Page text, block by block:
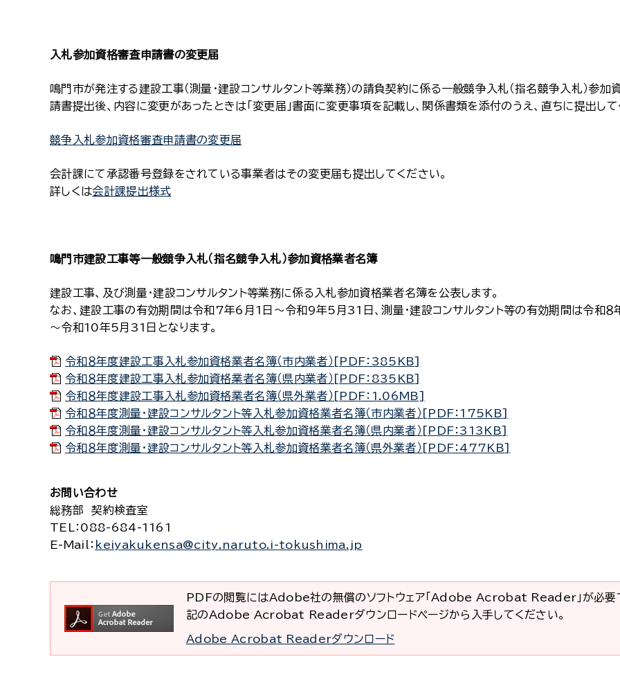
入札参加資格審査申請書の変更届
鳴門市が発注する建設工事（測量・建設コンサルタント等業務）の請負契約に係る一般競争入札（指名競争入札）参加
請書提出後、内容に変更があったときは「変更届」書面に変更事項を記載し、関係書類を添付のうえ、直ちに提出して
競争入札参加資格審査申請書の変更届
会計課にて承認番号登録をされている事業者はその変更届も提出してください。
詳しくは会計課提出様式
鳴門市建設工事等一般競争入札（指名競争入札）参加資格業者名簿
建設工事、及び測量・建設コンサルタント等業務に係る入札参加資格業者名簿を公表します。
なお、建設工事の有効期間は令和7年6月1日～令和9年5月31日、測量・建設コンサルタント等の有効期間は令和８
～令和10年5月31日となります。
令和８年度建設工事入札参加資格業者名簿（市内業者）[PDF：385KB]
令和８年度建設工事入札参加資格業者名簿（県内業者）[PDF：835KB]
令和８年度建設工事入札参加資格業者名簿（県外業者）[PDF：1.06MB]
令和８年度測量・建設コンサルタント等入札参加資格業者名簿（市内業者）[PDF：175KB]
令和８年度測量・建設コンサルタント等入札参加資格業者名簿（県内業者）[PDF：313KB]
令和８年度測量・建設コンサルタント等入札参加資格業者名簿（県外業者）[PDF：477KB]
お問い合わせ
総務部 契約検査室
TEL
：088-684-1161
E-Mail
： keiyakukensa@city.naruto.i-tokushima.jp
PDFの閲覧にはAdobe社の無償のソフトウェア「Adobe Acrobat Reader」が必要
記のAdobe Acrobat Readerダウンロードページから入手してください。
Adobe Acrobat Readerダウンロード